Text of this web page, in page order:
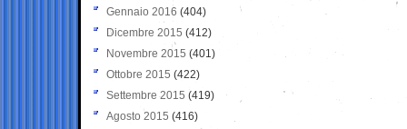
Gennaio 2016 (404)
Dicembre 2015 (412)
Novembre 2015 (401)
Ottobre 2015 (422)
Settembre 2015 (419)
Agosto 2015 (416)